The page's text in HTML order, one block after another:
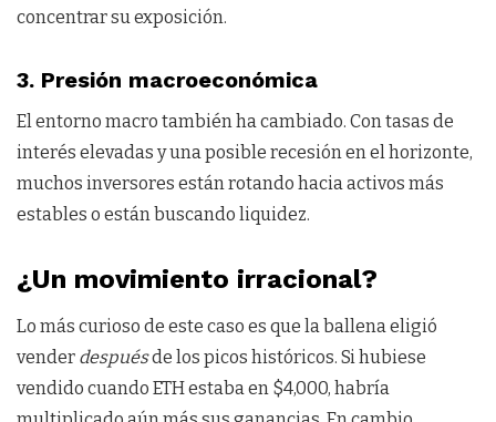
concentrar su exposición.
3. Presión macroeconómica
El entorno macro también ha cambiado. Con tasas de
interés elevadas y una posible recesión en el horizonte,
muchos inversores están rotando hacia activos más
estables o están buscando liquidez.
¿Un movimiento irracional?
Lo más curioso de este caso es que la ballena eligió
vender despuésde los picos históricos. Si hubiese
vendido cuando ETH estaba en $4,000, habría